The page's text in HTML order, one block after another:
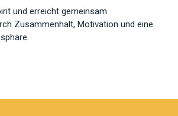
und erreicht gemeinsam
Zusammenhalt, Motivation und eine